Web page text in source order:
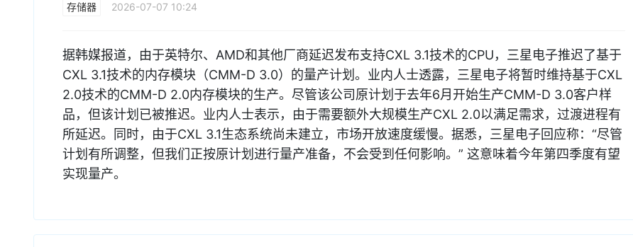
存储器 2026-07-07 10:24
据韩媒报道，由于英特尔、AMD和其他厂商延迟发布支持CXL 3.1技术的CPU，三星电子推迟了基于
CXL 3.1技术的内存模块（CMM-D 3.0）的量产计划。业内人士透露，三星电子将暂时维持基于CXL
2.0技术的CMM-D 2.0内存模块的生产。尽管该公司原计划于去年6月开始生产CMM-D 3.0客户样
品，但该计划已被推迟。业内人士表示，由于需要额外大规模生产CXL 2.0以满足需求，过渡进程有
所延迟。同时，由于CXL 3.1生态系统尚未建立，市场开放速度缓慢。据悉，三星电子回应称：“尽管
计划有所调整，但我们正按原计划进行量产准备，不会受到任何影响。” 这意味着今年第四季度有望
实现量产。